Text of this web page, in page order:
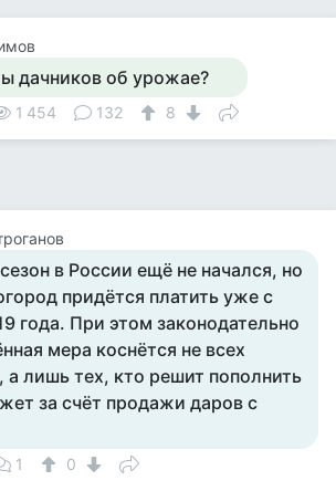
дачников об урожае?
1 454 132 8
в России ещё не начался, но
придётся платить уже с
года. При этом законодательно
мера коснётся не всех
а лишь тех, кто решит пополнить
за счёт продажи даров с
1
0